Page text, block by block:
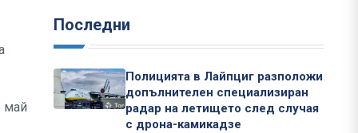
май
Последни
Полицията в Лайпциг разположи
допълнителен специализиран
радар на летището след случая
с дрона-камикадзе